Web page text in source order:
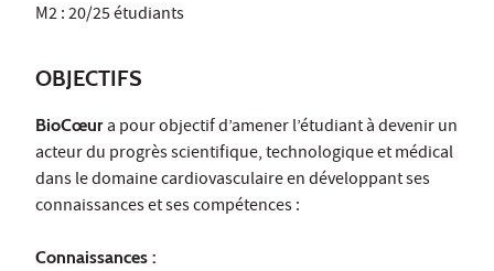
M2 : 20/25 étudiants
OBJECTIFS
BioCœura pour objectif d’amener l’étudiant à devenir un
acteur du progrès scientifique, technologique et médical
dans le domaine cardiovasculaire en développant ses
connaissances et ses compétences :
Connaissances :